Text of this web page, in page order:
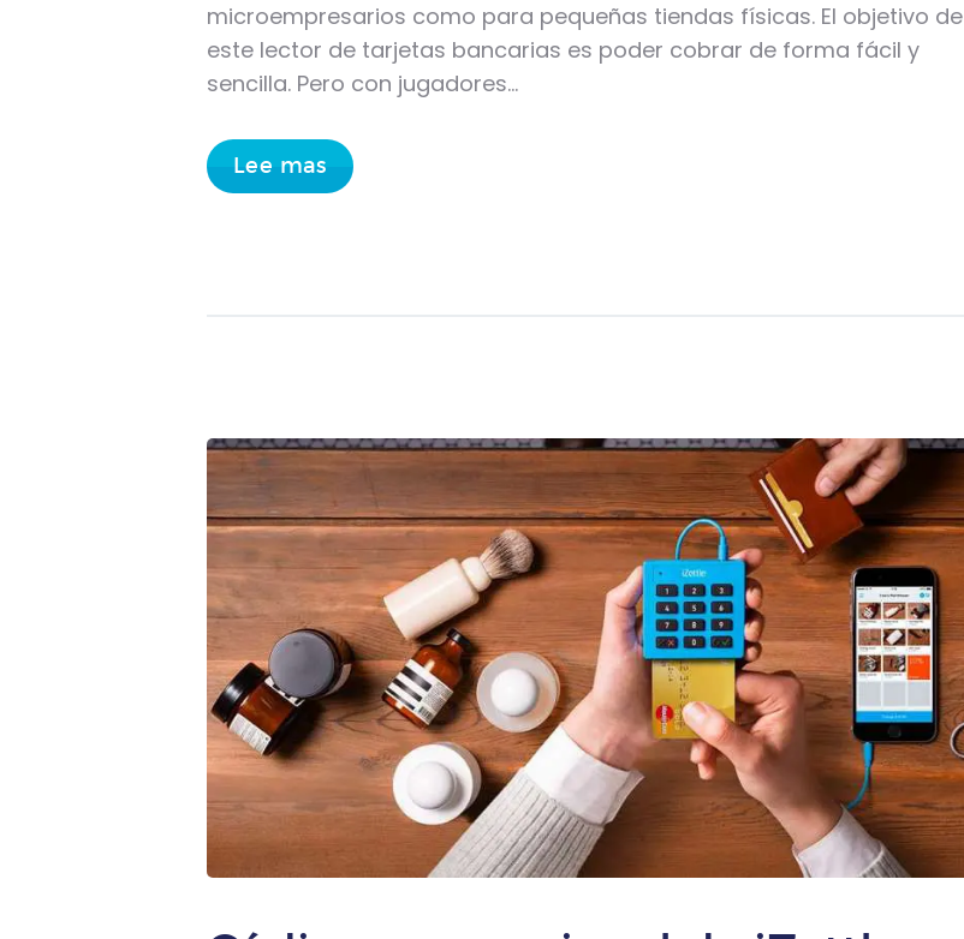
microempresarios como para pequeñas tiendas físicas. El objetivo de
este lector de tarjetas bancarias es poder cobrar de forma fácil y
sencilla. Pero con jugadores…
Lee mas